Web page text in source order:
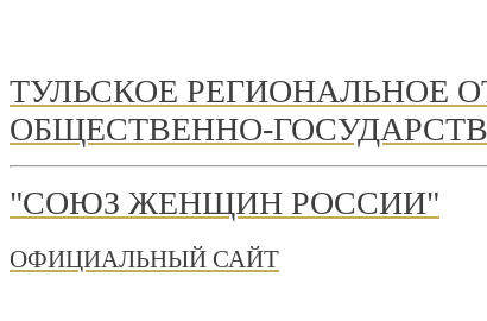
ТУЛЬСКОЕ РЕГИОНАЛЬНОЕ
ОБЩЕСТВЕННО-
"СОЮЗ ЖЕНЩИН РОССИИ"
ОФИЦИАЛЬНЫЙ САЙТ